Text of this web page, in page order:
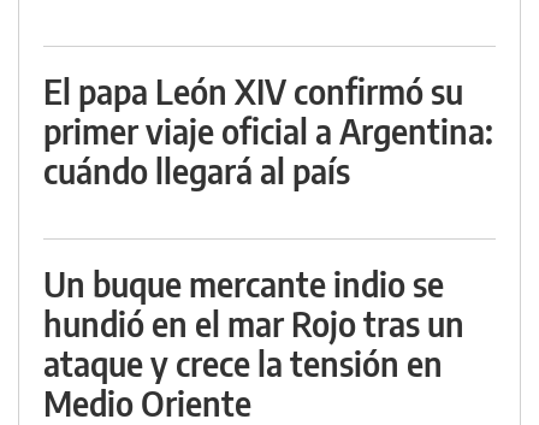
El papa León XIV confirmó su
primer viaje oficial a Argentina:
cuándo llegará al país
Un buque mercante indio se
hundió en el mar Rojo tras un
ataque y crece la tensión en
Medio Oriente